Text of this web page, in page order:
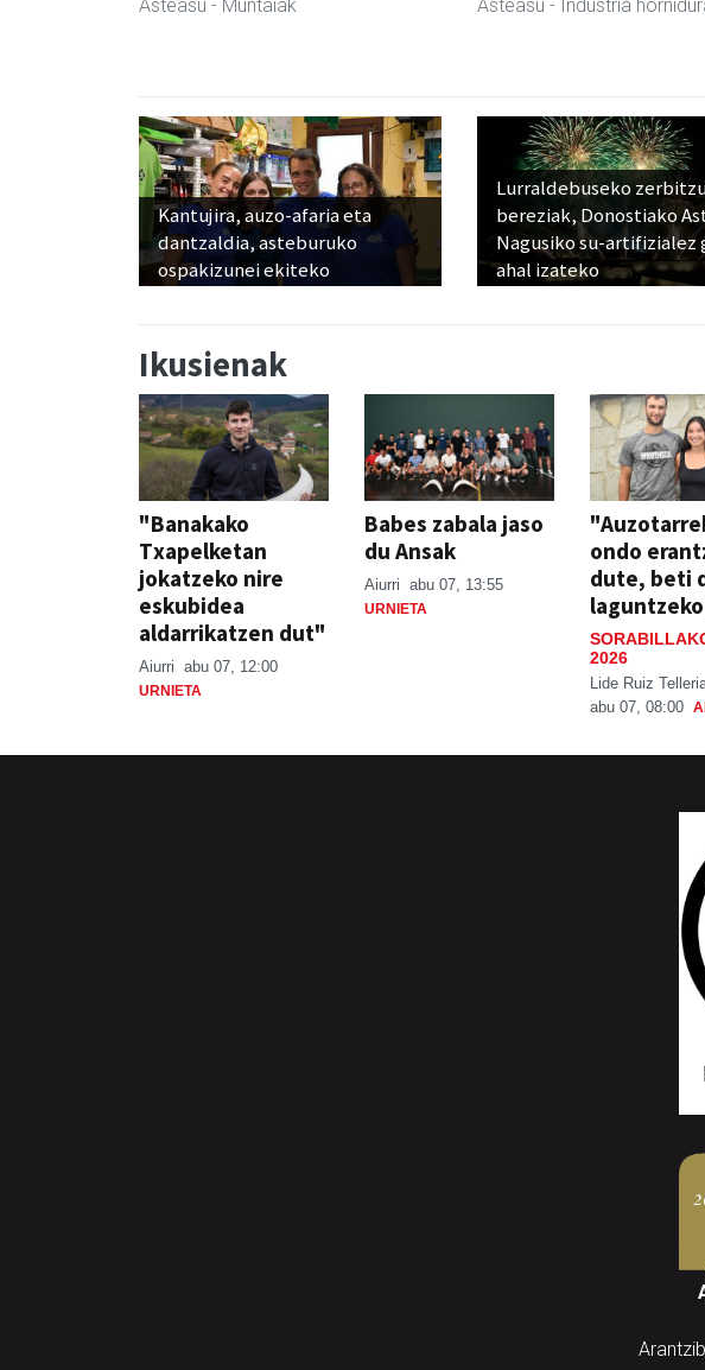
Asteasu - Muntaiak Asteasu - Industria
Kantujira, auzo-afaria eta
dantzaldia, asteburuko
ospakizunei ekiteko
Lurraldebuseko
bereziak, Donostiako
Nagusiko su-artifizialez
ahal izateko
Ikusienak
"Banakako
Txapelketan
jokatzeko nire
eskubidea
aldarrikatzen dut"
Aiurri abu 07, 12:00
URNIETA
Babes zabala jaso
du Ansak
Aiurri abu 07, 13:55
URNIETA
ondo
dute, beti
2026
Lide Ruiz
abu 07, 08:00